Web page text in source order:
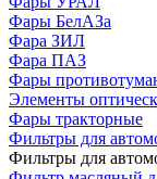
Фары БелАЗа
Фара ЗИЛ
Фара ПАЗ
Фары
Элементы
Фары тракторные
Фильтры для
Фильтры для